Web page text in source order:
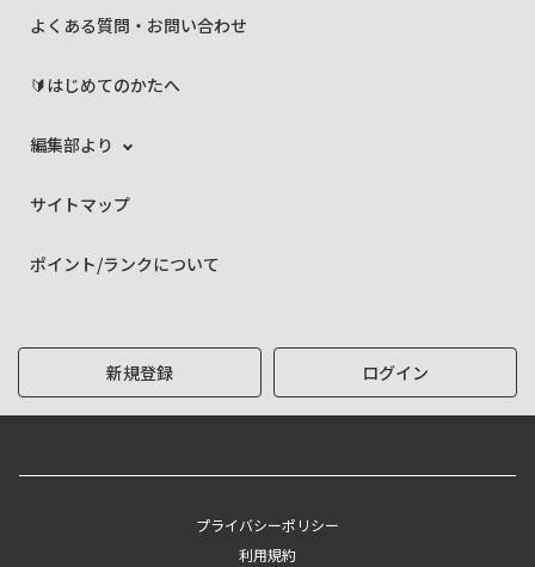
よくある質問・お問い合わせ
🔰はじめてのかたへ
編集部より
サイトマップ
ポイント/ランクについて
新規登録 ログイン
プライバシーポリシー
利用規約